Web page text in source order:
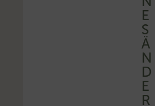
E
S
Ä
N
D
E
R